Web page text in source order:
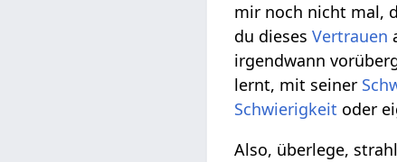
mir noch nicht mal,
du diesesVertrauen
irgendwann
lernt, mit seiner
Schwierigkeit oder
Also, überlege,